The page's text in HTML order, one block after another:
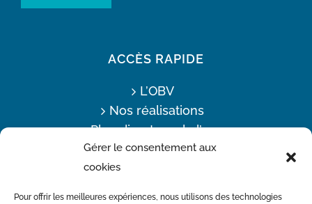
Gérer le consentement aux
cookies
Pour offrir les meilleures expériences, nous utilisons des technologies
ACCÈS RAPIDE
L’OBV
Nos réalisations
Plan directeur de l’eau
Offres d’emploi